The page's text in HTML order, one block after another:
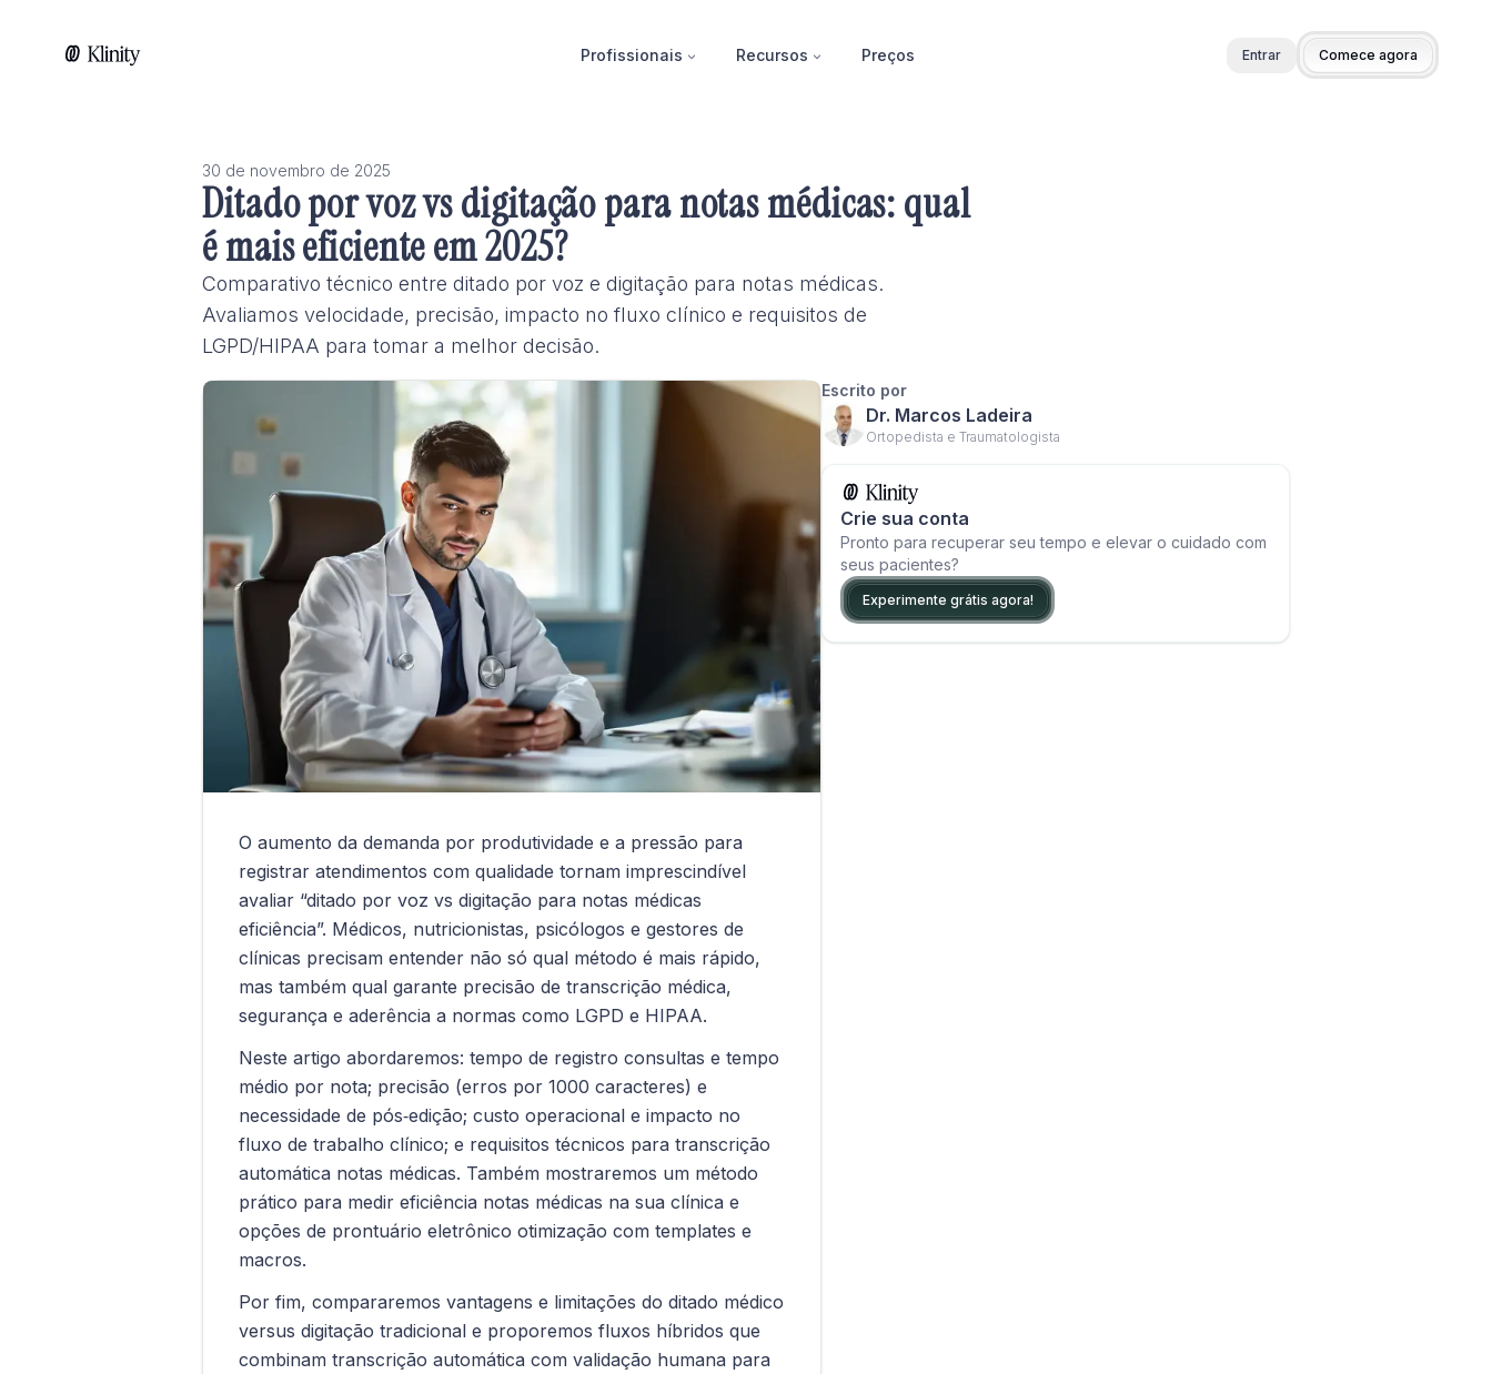
Profissionais Recursos Preços Entrar Comece agora
30 de novembro de 2025
Ditado por voz vs digitação para notas médicas: qual
é mais eficiente em 2025?
Comparativo técnico entre ditado por voz e digitação para notas médicas.
Avaliamos velocidade, precisão, impacto no fluxo clínico e requisitos de
LGPD/HIPAA para tomar a melhor decisão.
O aumento da demanda por produtividade e a pressão para
registrar atendimentos com qualidade tornam imprescindível
avaliar “ditado por voz vs digitação para notas médicas
eficiência”. Médicos, nutricionistas, psicólogos e gestores de
clínicas precisam entender não só qual método é mais rápido,
mas também qual garante precisão de transcrição médica,
segurança e aderência a normas como LGPD e HIPAA.
Neste artigo abordaremos: tempo de registro consultas e tempo
médio por nota; precisão (erros por 1000 caracteres) e
necessidade de pós‑edição; custo operacional e impacto no
fluxo de trabalho clínico; e requisitos técnicos para transcrição
automática notas médicas. Também mostraremos um método
prático para medir eficiência notas médicas na sua clínica e
opções de prontuário eletrônico otimização com templates e
macros.
Por fim, compararemos vantagens e limitações do ditado médico
versus digitação tradicional e proporemos fluxos híbridos que
combinam transcrição automática com validação humana para
Escrito por
Dr. Marcos Ladeira
Ortopedista e Traumatologista
Crie sua conta
Pronto para recuperar seu tempo e elevar o cuidado com
seus pacientes?
Experimente grátis agora!